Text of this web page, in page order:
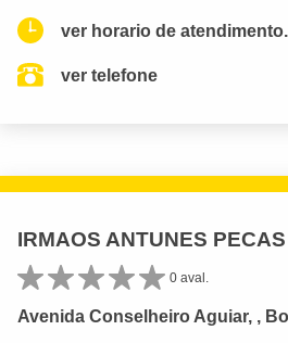
ver horario de atendimento.
ver telefone
IRMAOS ANTUNES
0 aval.
Avenida Conselheiro Aguiar, ,